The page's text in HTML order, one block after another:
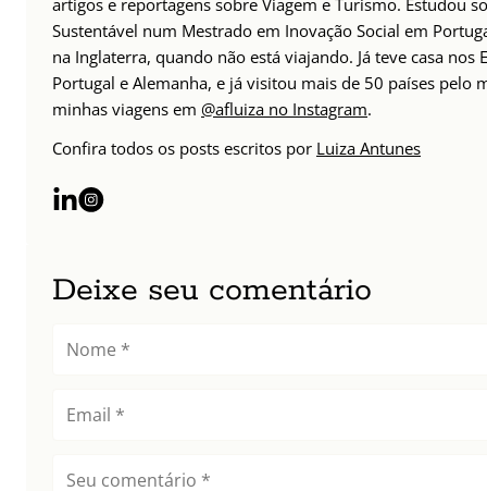
artigos e reportagens sobre Viagem e Turismo. Estudou
Sustentável num Mestrado em Inovação Social em
na Inglaterra, quando não está viajando. Já teve casa nos
Portugal e Alemanha, e já visitou mais de 50 países pelo
minhas viagens em @afluiza no Instagram.
Confira todos os posts escritos por Luiza Antunes
Deixe seu comentário